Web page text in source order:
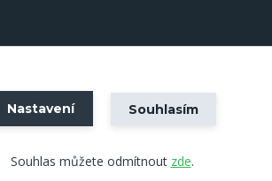
Vytvořeno na
Nastavení Souhlasím
Souhlas můžete odmítnout zde.